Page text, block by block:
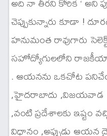
చెప్పుకున్నారు కూడా !
హనుమంత రావుగారు
సహోద్యోగులలోని
. ఆయనను ఒకచోట
,హైదరాబాదు ,విజయవాడ
,వంటి ప్రదేశాలకు ఇష్టం
విధానం ,అప్పుడు ఆయన